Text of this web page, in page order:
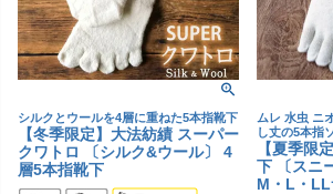
シルクとウールを4層に重ねた5本指靴下
【冬季限定】大法紡績 スーパー
クワトロ 〔シルク&ウール〕 4
層5本指靴下
ムレ 水虫 ニ
し丈の5本指
【夏季限
下 〔スニ
M・L・